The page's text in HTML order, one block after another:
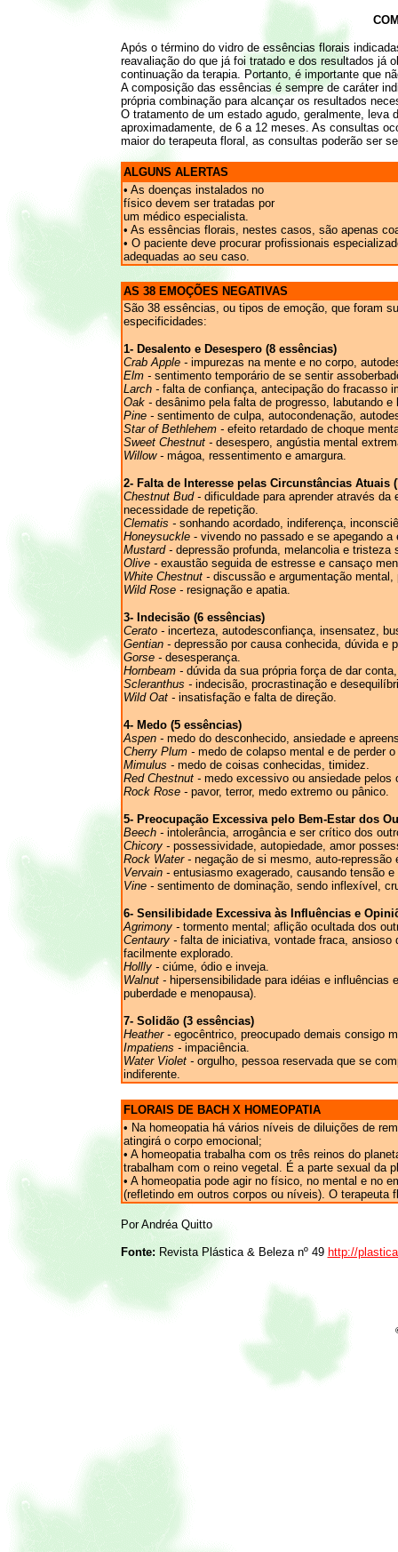
Após o término do vidro de essências florais
reavaliação do que já foi tratado e dos resultados já
continuação da terapia. Portanto, é importante que
A composição das essências é sempre de caráter
própria combinação para alcançar os resultados
O tratamento de um estado agudo, geralmente,
aproximadamente, de 6 a 12 meses. As consultas
maior do terapeuta floral, as consultas poderão ser
ALGUNS ALERTAS
• As doenças instalados no
físico devem ser tratadas por
um médico especialista.
• As essências florais, nestes casos, são apenas
• O paciente deve procurar profissionais
adequadas ao seu caso.
AS 38 EMOÇÕES NEGATIVAS
São 38 essências, ou tipos de emoção, que foram
especificidades:
1- Desalento e Desespero (8 essências)
Crab Apple -impurezas na mente e no corpo,
Elm -sentimento temporário de se sentir
Larch -falta de confiança, antecipação do fracasso
Oak - desânimo pela falta de progresso, labutando
Pine -sentimento de culpa, autocondenação,
Star of Bethlehem -efeito retardado de choque
Sweet Chestnut -desespero, angústia mental
Willow -mágoa, ressentimento e amargura.
2- Falta de Interesse pelas Circunstâncias Atuais
Chestnut Bud -dificuldade para aprender através da
necessidade de repetição.
Clematis - sonhando acordado, indiferença,
Honeysuckle - vivendo no passado e se apegando
Mustard -depressão profunda, melancolia e tristeza
Olive -exaustão seguida de estresse e cansaço
White Chestnut -discussão e argumentação mental,
Wild Rose -resignação e apatia.
3- Indecisão (6 essências)
Cerato -incerteza, autodesconfiança, insensatez,
Gentian -depressão por causa conhecida, dúvida e
Gorse -desesperança.
Hornbeam -dúvida da sua própria força de dar
Scleranthus - indecisão, procrastinação e
Wild Oat -insatisfação e falta de direção.
4- Medo (5 essências)
Aspen -medo do desconhecido, ansiedade e
Cherry Plum -medo de colapso mental e de perder
Mimulus -medo de coisas conhecidas, timidez.
Red Chestnut - medo excessivo ou ansiedade pelos
Rock Rose -pavor, terror, medo extremo ou pânico.
5- Preocupação Excessiva pelo Bem-Estar dos
Beech -intolerância, arrogância e ser crítico dos
Chicory -possessividade, autopiedade, amor
Rock Water -negação de si mesmo, auto-repressão
Vervain -entusiasmo exagerado, causando tensão
Vine -sentimento de dominação, sendo inflexível,
6- Sensilibidade Excessiva às Influências e
Agrimony -tormento mental; aflição ocultada dos
Centaury -falta de iniciativa, vontade fraca, ansioso
facilmente explorado.
Hollly -ciúme, ódio e inveja.
Walnut -hipersensibilidade para idéias e influências
puberdade e menopausa).
7- Solidão (3 essências)
Heather -egocêntrico, preocupado demais consigo
Impatiens -impaciência.
Water Violet -orgulho, pessoa reservada que se
indiferente.
FLORAIS DE BACH X HOMEOPATIA
• Na homeopatia há vários níveis de diluições de
atingirá o corpo emocional;
• A homeopatia trabalha com os três reinos do
trabalham com o reino vegetal. É a parte sexual da
• A homeopatia pode agir no físico, no mental e no
(refletindo em outros corpos ou níveis). O terapeuta
Por Andréa Quitto
Fonte:Revista Plástica & Beleza nº 49 http://